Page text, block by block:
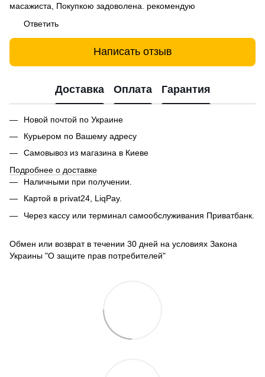
масажиста, Покупкою задоволена. рекомендую
Ответить
Написать отзыв
Доставка Оплата Гарантия
Новой почтой по Украине
Курьером по Вашему адресу
Самовывоз из магазина в Киеве
Подробнее о доставке
Наличными при получении.
Картой в privat24, LiqPay.
Через кассу или терминал самообслуживания Приватбанк.
Обмен или возврат в течении 30 дней на условиях Закона
Украины "О защите прав потребителей"